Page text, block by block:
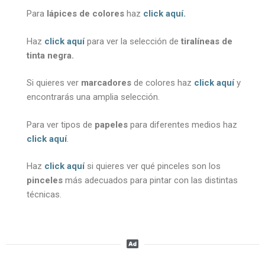
Para lápices de colores haz click aquí.
Haz click aquípara ver la selección de tiralíneas de
tinta negra.
Si quieres ver marcadores de colores haz click aquíy
encontrarás una amplia selección.
Para ver tipos de papeles para diferentes medios haz
click aquí.
Haz click aquí si quieres ver qué pinceles son los
pinceles más adecuados para pintar con las distintas
técnicas.